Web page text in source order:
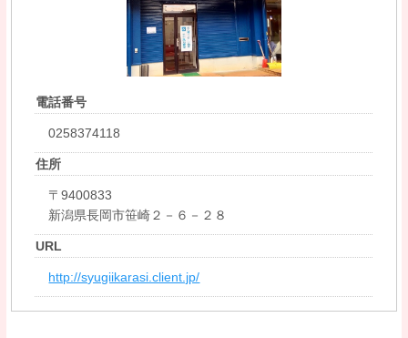
電話番号
0258374118
住所
〒9400833
新潟県長岡市笹崎２－６－２８
URL
http://syugiikarasi.client.jp/